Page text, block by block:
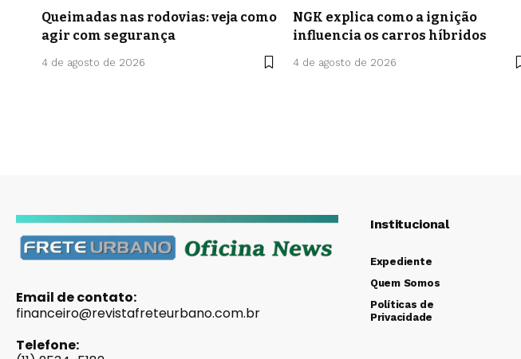
Queimadas nas rodovias: veja como
agir com segurança
4 de agosto de 2026
NGK explica como a ignição
influencia os carros híbridos
4 de agosto de 2026
Email de contato:
financeiro@revistafreteurbano.com.br
Telefone:
Institucional
Expediente
Quem Somos
Políticas de
Privacidade